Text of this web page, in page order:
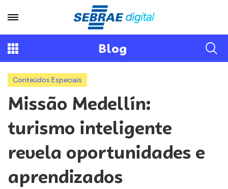
Blog
Conteúdos Especiais
Missão Medellín:
turismo inteligente
revela oportunidades e
aprendizados